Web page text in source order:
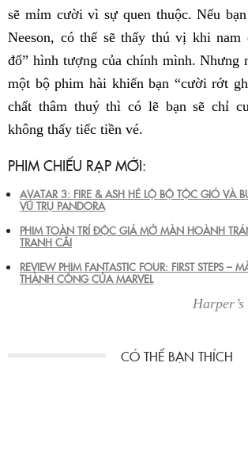
sẽ mỉm cười vì sự quen thuộc. Nếu
Neeson, có thể sẽ thấy thú vị khi
đổ” hình tượng của chính mình. Nhưng
một bộ phim hài khiến bạn “cười rớt
chất thâm thuý thì có lẽ bạn sẽ chỉ
không thấy tiếc tiền vé.
PHIM CHIẾU RẠP MỚI:
AVATAR 3: FIRE & ASH HÉ LỘ BỘ TỘC GIÓ VÀ
VŨ TRỤ PANDORA
PHIM TOÀN TRÍ ĐỘC GIẢ MỞ MÀN HOÀNH
TRANH CÃI
REVIEW PHIM FANTASTIC FOUR: FIRST STEPS –
THÀNH CÔNG CỦA MARVEL